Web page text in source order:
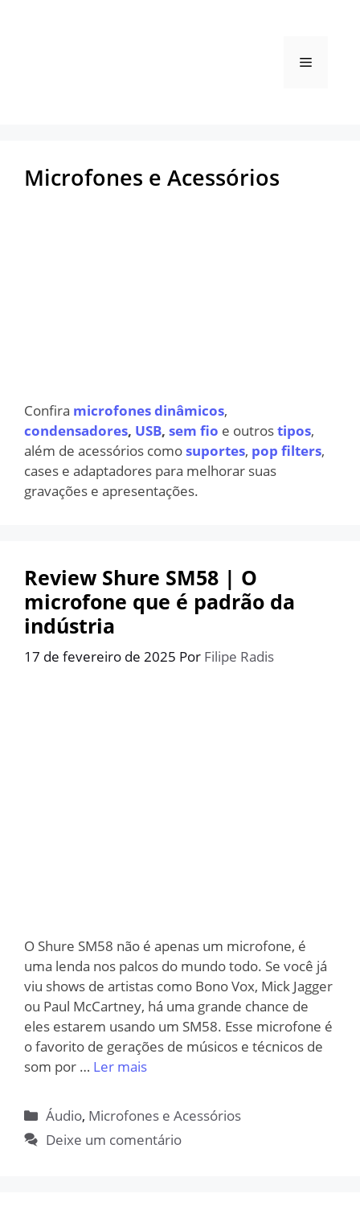
Menu
Microfones e Acessórios
Confira microfones dinâmicos,
condensadores, USB, sem fio e outrostipos,
além de acessórios comosuportes, pop filters,
cases e adaptadores para melhorar suas
gravações e apresentações.
Review Shure SM58 | O
microfone que é padrão da
indústria
17 de fevereiro de 2025 Por Filipe Radis
O Shure SM58 não é apenas um microfone, é
uma lenda nos palcos do mundo todo. Se você já
viu shows de artistas como Bono Vox, Mick Jagger
ou Paul McCartney, há uma grande chance de
eles estarem usando um SM58. Esse microfone é
o favorito de gerações de músicos e técnicos de
som por … Ler mais
Categorias
Áudio, Microfones e Acessórios
Deixe um comentário